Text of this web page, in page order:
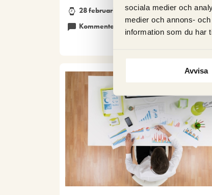
sociala medier och
medier och annons-
information som du har
Avvisa
28 februari 2017
Kommentarer (0)